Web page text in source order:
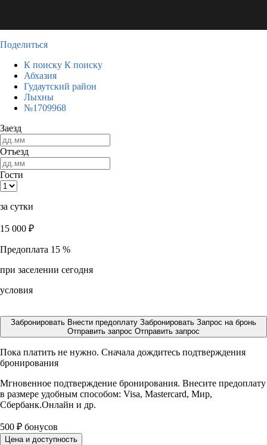
Поделиться
К поиску К поиску
Абхазия
Гудаутский район
Лыхны
№1709968
Заезд
Отъезд
Гости
за сутки
15 000 ₽
Предоплата 15 %
при заселении сегодня
условия
Забронировать Внести предоплату Забронировать Запрос на бронь
Отправить запрос Отправить запрос
Пока платить не нужно. Сначала дождитесь подтверждения
бронирования
Мгновенное подтверждение бронирования. Внесите предоплату
в размере удобным способом: Visa, Mastercard, Мир,
Сбербанк.Онлайн и др.
500 ₽ бонусов
Цена и доступность